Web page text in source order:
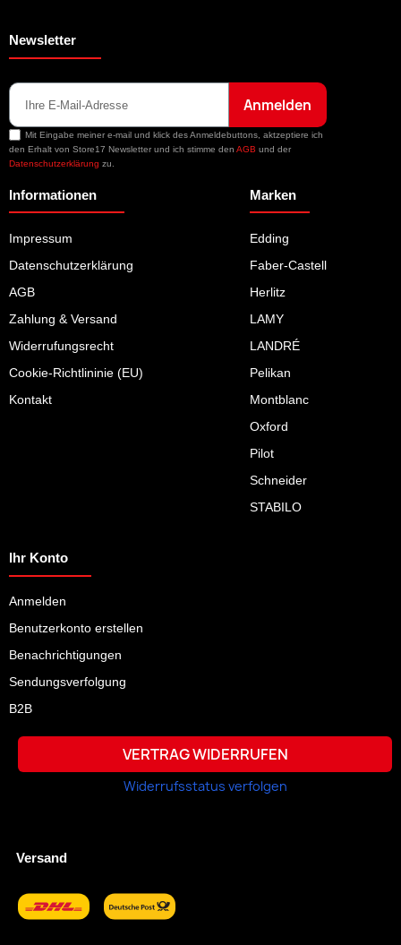
Newsletter
Anmelden
Mit Eingabe meiner e-mail und klick des Anmeldebuttons, aktzeptiere ich
den Erhalt von Store17 Newsletter und ich stimme den AGB und der
Datenschutzerklärung zu.
Informationen
Impressum
Datenschutzerklärung
AGB
Zahlung & Versand
Widerrufungsrecht
Cookie-Richtlininie (EU)
Kontakt
Marken
Edding
Faber-Castell
Herlitz
LAMY
LANDRÉ
Pelikan
Montblanc
Oxford
Pilot
Schneider
STABILO
Ihr Konto
Anmelden
Benutzerkonto erstellen
Benachrichtigungen
Sendungsverfolgung
B2B
VERTRAG WIDERRUFEN
Widerrufsstatus verfolgen
Versand